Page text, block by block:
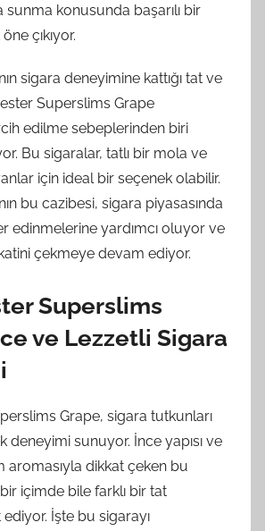
konusunda başarılı bir
çıkıyor.
sigara deneyimine kattığı tat ve
Superslims Grape
edilme sebeplerinden biri
Bu sigaralar, tatlı bir mola ve
için ideal bir seçenek olabilir.
bu cazibesi, sigara piyasasında
edinmelerine yardımcı oluyor ve
çekmeye devam ediyor.
Superslims
ve Lezzetli Sigara
Grape, sigara tutkunları
deneyimi sunuyor. İnce yapısı ve
aromasıyla dikkat çeken bu
içimde bile farklı bir tat
İşte bu sigarayı